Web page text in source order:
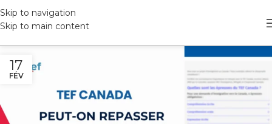
Skip to navigation
Skip to main content
17
FÉV